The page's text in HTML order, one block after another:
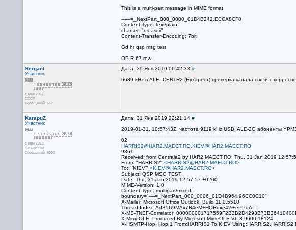
This is a multi-part message in MIME format.
------=_NextPart_000_0000_01D4B242.ECCA8CF0
Content-Type: text/plain;
charset="us-ascii"
Content-Transfer-Encoding: 7bit
Gd hr qsp msg test
OP R-67 rew
Sergant
Участник
с мая 2017
CCCP
Сообщений: 552
Дата: 29 Янв 2019 06:42:33 #
6689 kHz в ALE: CENTR2 (Бухарест) проверка канала связи с
KarapuZ
Участник
с июн 2013
Юг России
Сообщений: 6003
Дата: 31 Янв 2019 22:21:14 #
2019-01-31, 10:57:43Z, частота 9119 kHz USB. ALE-2G абоненты
02
HARRIS2@HAR2.MAECT.RO,KIEV@HAR2.MAECT.RO
9361
Received: from Centrala2 by HAR2.MAECT.RO; Thu, 31 Jan 2019
From: "HARRIS2" <HARRIS2@HAR2.MAECT.RO>
To: "'KIEV'" <KIEV@HAR2.MAECT.RO>
Subject: QSP MSG TEST
Date: Thu, 31 Jan 2019 12:57:57 +0200
MIME-Version: 1.0
Content-Type: multipart/mixed;
boundary="----=_NextPart_000_0006_01D4B964.96CC0C10"
X-Mailer: Microsoft Office Outlook, Build 11.0.5510
Thread-Index: AdS5U9MAx7B4eM+HQRqxe42i+ePPqA==
X-MS-TNEF-Correlator:
X-MimeOLE: Produced By Microsoft MimeOLE V6.3.9600.18124
X-HSMTP-Hop: Hop:1 From:HARRIS2 To:KIEV Using:HARRIS2.HARRIS2